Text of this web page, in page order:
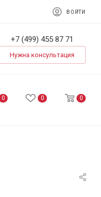
ВОЙТИ
+7 (499) 455 87 71
Нужна консультация
0 0 0